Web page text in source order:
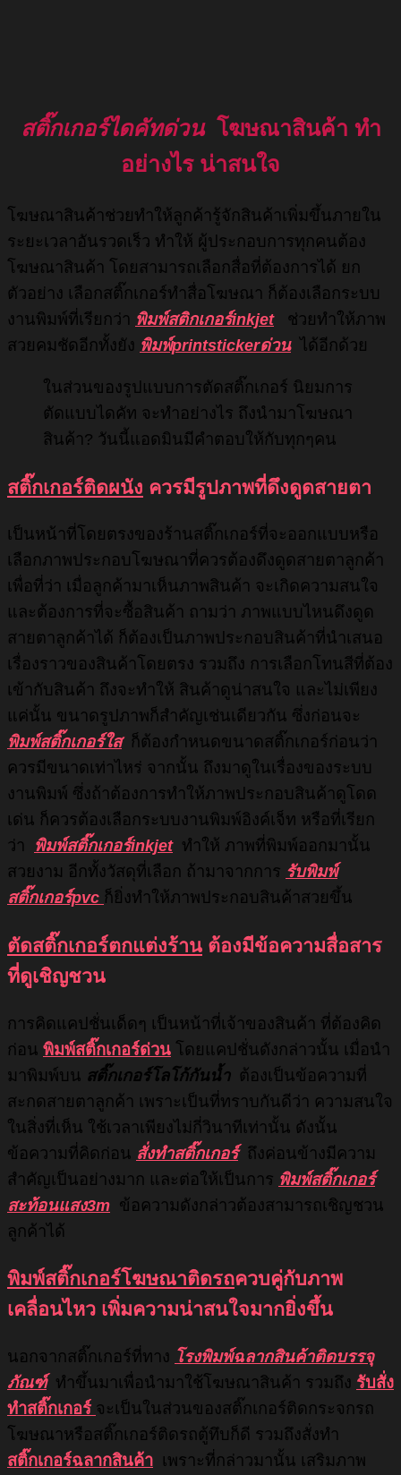
สติ๊กเกอร์ไดคัทด่วน โฆษณาสินค้า ทำ
อย่างไร น่าสนใจ
โฆษณาสินค้าช่วยทำให้ลูกค้ารู้จักสินค้าเพิ่มขึ้นภายใน
ระยะเวลาอันรวดเร็ว ทำให้ ผู้ประกอบการทุกคนต้อง
โฆษณาสินค้า โดยสามารถเลือกสื่อที่ต้องการได้ ยก
ตัวอย่าง เลือกสติ๊กเกอร์ทำสื่อโฆษณา ก็ต้องเลือกระบบ
งานพิมพ์ที่เรียกว่า พิมพ์สติกเกอร์inkjet
ช่วยทำให้ภาพ
สวยคมชัดอีกทั้งยัง พิมพ์printstickerด่วน ได้อีกด้วย
ในส่วนของรูปแบบการตัดสติ๊กเกอร์ นิยมการ
ตัดแบบไดคัท จะทำอย่างไร ถึงนำมาโฆษณา
สินค้า? วันนี้แอดมินมีคำตอบให้กับทุกๆคน
สติ๊กเกอร์ติดผนัง ควรมีรูปภาพที่ดึงดูดสายตา
เป็นหน้าที่โดยตรงของร้านสติ๊กเกอร์ที่จะออกแบบหรือ
เลือกภาพประกอบโฆษณาที่ควรต้องดึงดูดสายตาลูกค้า
เพื่อที่ว่า เมื่อลูกค้ามาเห็นภาพสินค้า จะเกิดความสนใจ
และต้องการที่จะซื้อสินค้า ถามว่า ภาพแบบไหนดึงดูด
สายตาลูกค้าได้ ก็ต้องเป็นภาพประกอบสินค้าที่นำเสนอ
เรื่องราวของสินค้าโดยตรง รวมถึง การเลือกโทนสีที่ต้อง
เข้ากับสินค้า ถึงจะทำให้ สินค้าดูน่าสนใจ และไม่เพียง
แค่นั้น ขนาดรูปภาพก็สำคัญเช่นเดียวกัน ซึ่งก่อนจะ
พิมพ์สติ๊กเกอร์ใส ก็ต้องกำหนดขนาดสติ๊กเกอร์ก่อนว่า
ควรมีขนาดเท่าไหร่ จากนั้น ถึงมาดูในเรื่องของระบบ
งานพิมพ์ ซึ่งถ้าต้องการทำให้ภาพประกอบสินค้าดูโดด
เด่น ก็ควรต้องเลือกระบบงานพิมพ์อิงค์เจ็ท หรือที่เรียก
ว่า พิมพ์สติ๊กเกอร์inkjet ทำให้ ภาพที่พิมพ์ออกมานั้น
สวยงาม อีกทั้งวัสดุที่เลือก ถ้ามาจากการ รับพิมพ์
สติ๊กเกอร์pvc ก็ยิ่งทำให้ภาพประกอบสินค้าสวยขึ้น
ตัดสติ๊กเกอร์ตกแต่งร้าน ต้องมีข้อความสื่อสาร
ที่ดูเชิญชวน
การคิดแคปชั่นเด็ดๆ เป็นหน้าที่เจ้าของสินค้า ที่ต้องคิด
ก่อน พิมพ์สติ๊กเกอร์ด่วน โดยแคปชั่นดังกล่าวนั้น เมื่อนำ
มาพิมพ์บน สติ๊กเกอร์โลโก้กันน้ำ ต้องเป็นข้อความที่
สะกดสายตาลูกค้า เพราะเป็นที่ทราบกันดีว่า ความสนใจ
ในสิ่งที่เห็น ใช้เวลาเพียงไม่กี่วินาทีเท่านั้น ดังนั้น
ข้อความที่คิดก่อน สั่งทำสติ๊กเกอร์ ถึงค่อนข้างมีความ
สำคัญเป็นอย่างมาก และต่อให้เป็นการ พิมพ์สติ๊กเกอร์
สะท้อนแสง3m ข้อความดังกล่าวต้องสามารถเชิญชวน
ลูกค้าได้
พิมพ์สติ๊กเกอร์โฆษณาติดรถควบคู่กับภาพ
เคลื่อนไหว เพิ่มความน่าสนใจมากยิ่งขึ้น
นอกจากสติ๊กเกอร์ที่ทาง โรงพิมพ์ฉลากสินค้าติดบรรจุ
ภัณฑ์ ทำขึ้นมาเพื่อนำมาใช้โฆษณาสินค้า รวมถึง รับสั่ง
ทำสติ๊กเกอร์ จะเป็นในส่วนของสติ๊กเกอร์ติดกระจกรถ
โฆษณาหรือสติ๊กเกอร์ติดรถตู้ทึบก็ดี รวมถึงสั่งทำ
สติ๊กเกอร์ฉลากสินค้า เพราะที่กล่าวมานั้น เสริมภาพ